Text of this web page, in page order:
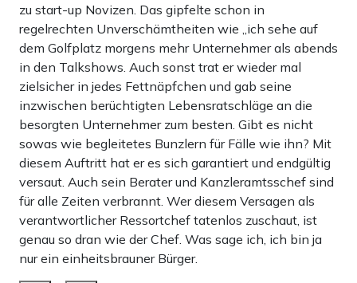
zu start-up Novizen. Das gipfelte schon in
regelrechten Unverschämtheiten wie „ich sehe auf
dem Golfplatz morgens mehr Unternehmer als abends
in den Talkshows. Auch sonst trat er wieder mal
zielsicher in jedes Fettnäpfchen und gab seine
inzwischen berüchtigten Lebensratschläge an die
besorgten Unternehmer zum besten. Gibt es nicht
sowas wie begleitetes Bunzlern für Fälle wie ihn? Mit
diesem Auftritt hat er es sich garantiert und endgültig
versaut. Auch sein Berater und Kanzleramtsschef sind
für alle Zeiten verbrannt. Wer diesem Versagen als
verantwortlicher Ressortchef tatenlos zuschaut, ist
genau so dran wie der Chef. Was sage ich, ich bin ja
nur ein einheitsbrauner Bürger.